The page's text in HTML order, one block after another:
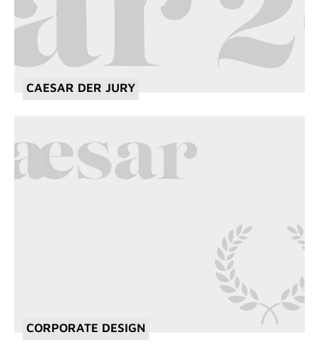
CAESAR DER JURY
CORPORATE DESIGN